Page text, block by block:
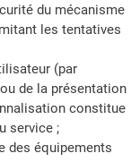
du mécanisme
les tentatives
(par
de la présentation
constitue
service ;
des équipements